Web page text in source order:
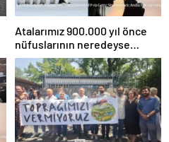
Atalarımız 900.000 yıl önce
nüfuslarının neredeyse
%99’unu kaybetti